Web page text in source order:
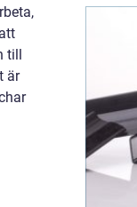
till
är
allt